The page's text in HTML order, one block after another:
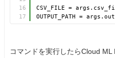
16
17
CSV_FILE =
OUTPUT_PATH =
コマンドを実行したらCloud